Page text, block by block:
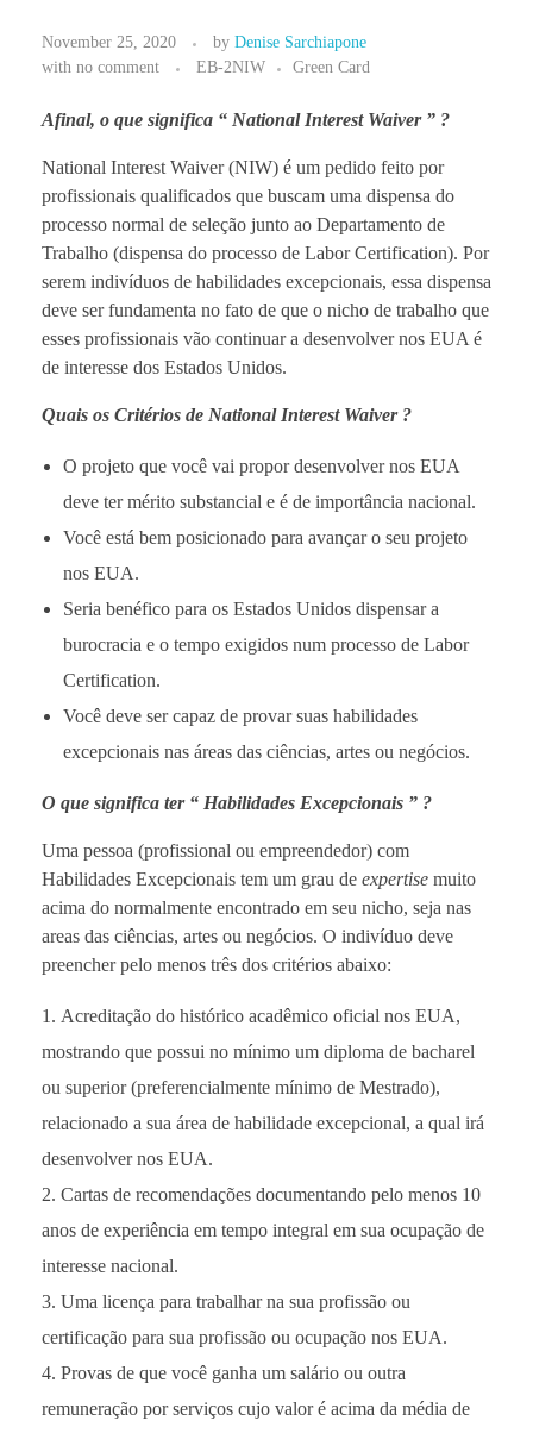
November 25, 2020 by Denise Sarchiapone
with no comment EB-2NIW Green Card
Afinal, o que significa “ National Interest Waiver ” ?
National Interest Waiver (NIW) é um pedido feito por
profissionais qualificados que buscam uma dispensa do
processo normal de seleção junto ao Departamento de
Trabalho (dispensa do processo de Labor Certification). Por
serem indivíduos de habilidades excepcionais, essa dispensa
deve ser fundamenta no fato de que o nicho de trabalho que
esses profissionais vão continuar a desenvolver nos EUA é
de interesse dos Estados Unidos.
Quais os Critérios de National Interest Waiver ?
O projeto que você vai propor desenvolver nos EUA
deve ter mérito substancial e é de importância nacional.
Você está bem posicionado para avançar o seu projeto
nos EUA.
Seria benéfico para os Estados Unidos dispensar a
burocracia e o tempo exigidos num processo de Labor
Certification.
Você deve ser capaz de provar suas habilidades
excepcionais nas áreas das ciências, artes ou negócios.
O que significa ter “ Habilidades Excepcionais ” ?
Uma pessoa (profissional ou empreendedor) com
Habilidades Excepcionais tem um grau de expertise muito
acima do normalmente encontrado em seu nicho, seja nas
areas das ciências, artes ou negócios. O indivíduo deve
preencher pelo menos três dos critérios abaixo:
Acreditação do histórico acadêmico oficial nos EUA,
mostrando que possui no mínimo um diploma de bacharel
ou superior (preferencialmente mínimo de Mestrado),
relacionado a sua área de habilidade excepcional, a qual irá
desenvolver nos EUA.
Cartas de recomendações documentando pelo menos 10
anos de experiência em tempo integral em sua ocupação de
interesse nacional.
Uma licença para trabalhar na sua profissão ou
certificação para sua profissão ou ocupação nos EUA.
Provas de que você ganha um salário ou outra
remuneração por serviços cujo valor é acima da média de